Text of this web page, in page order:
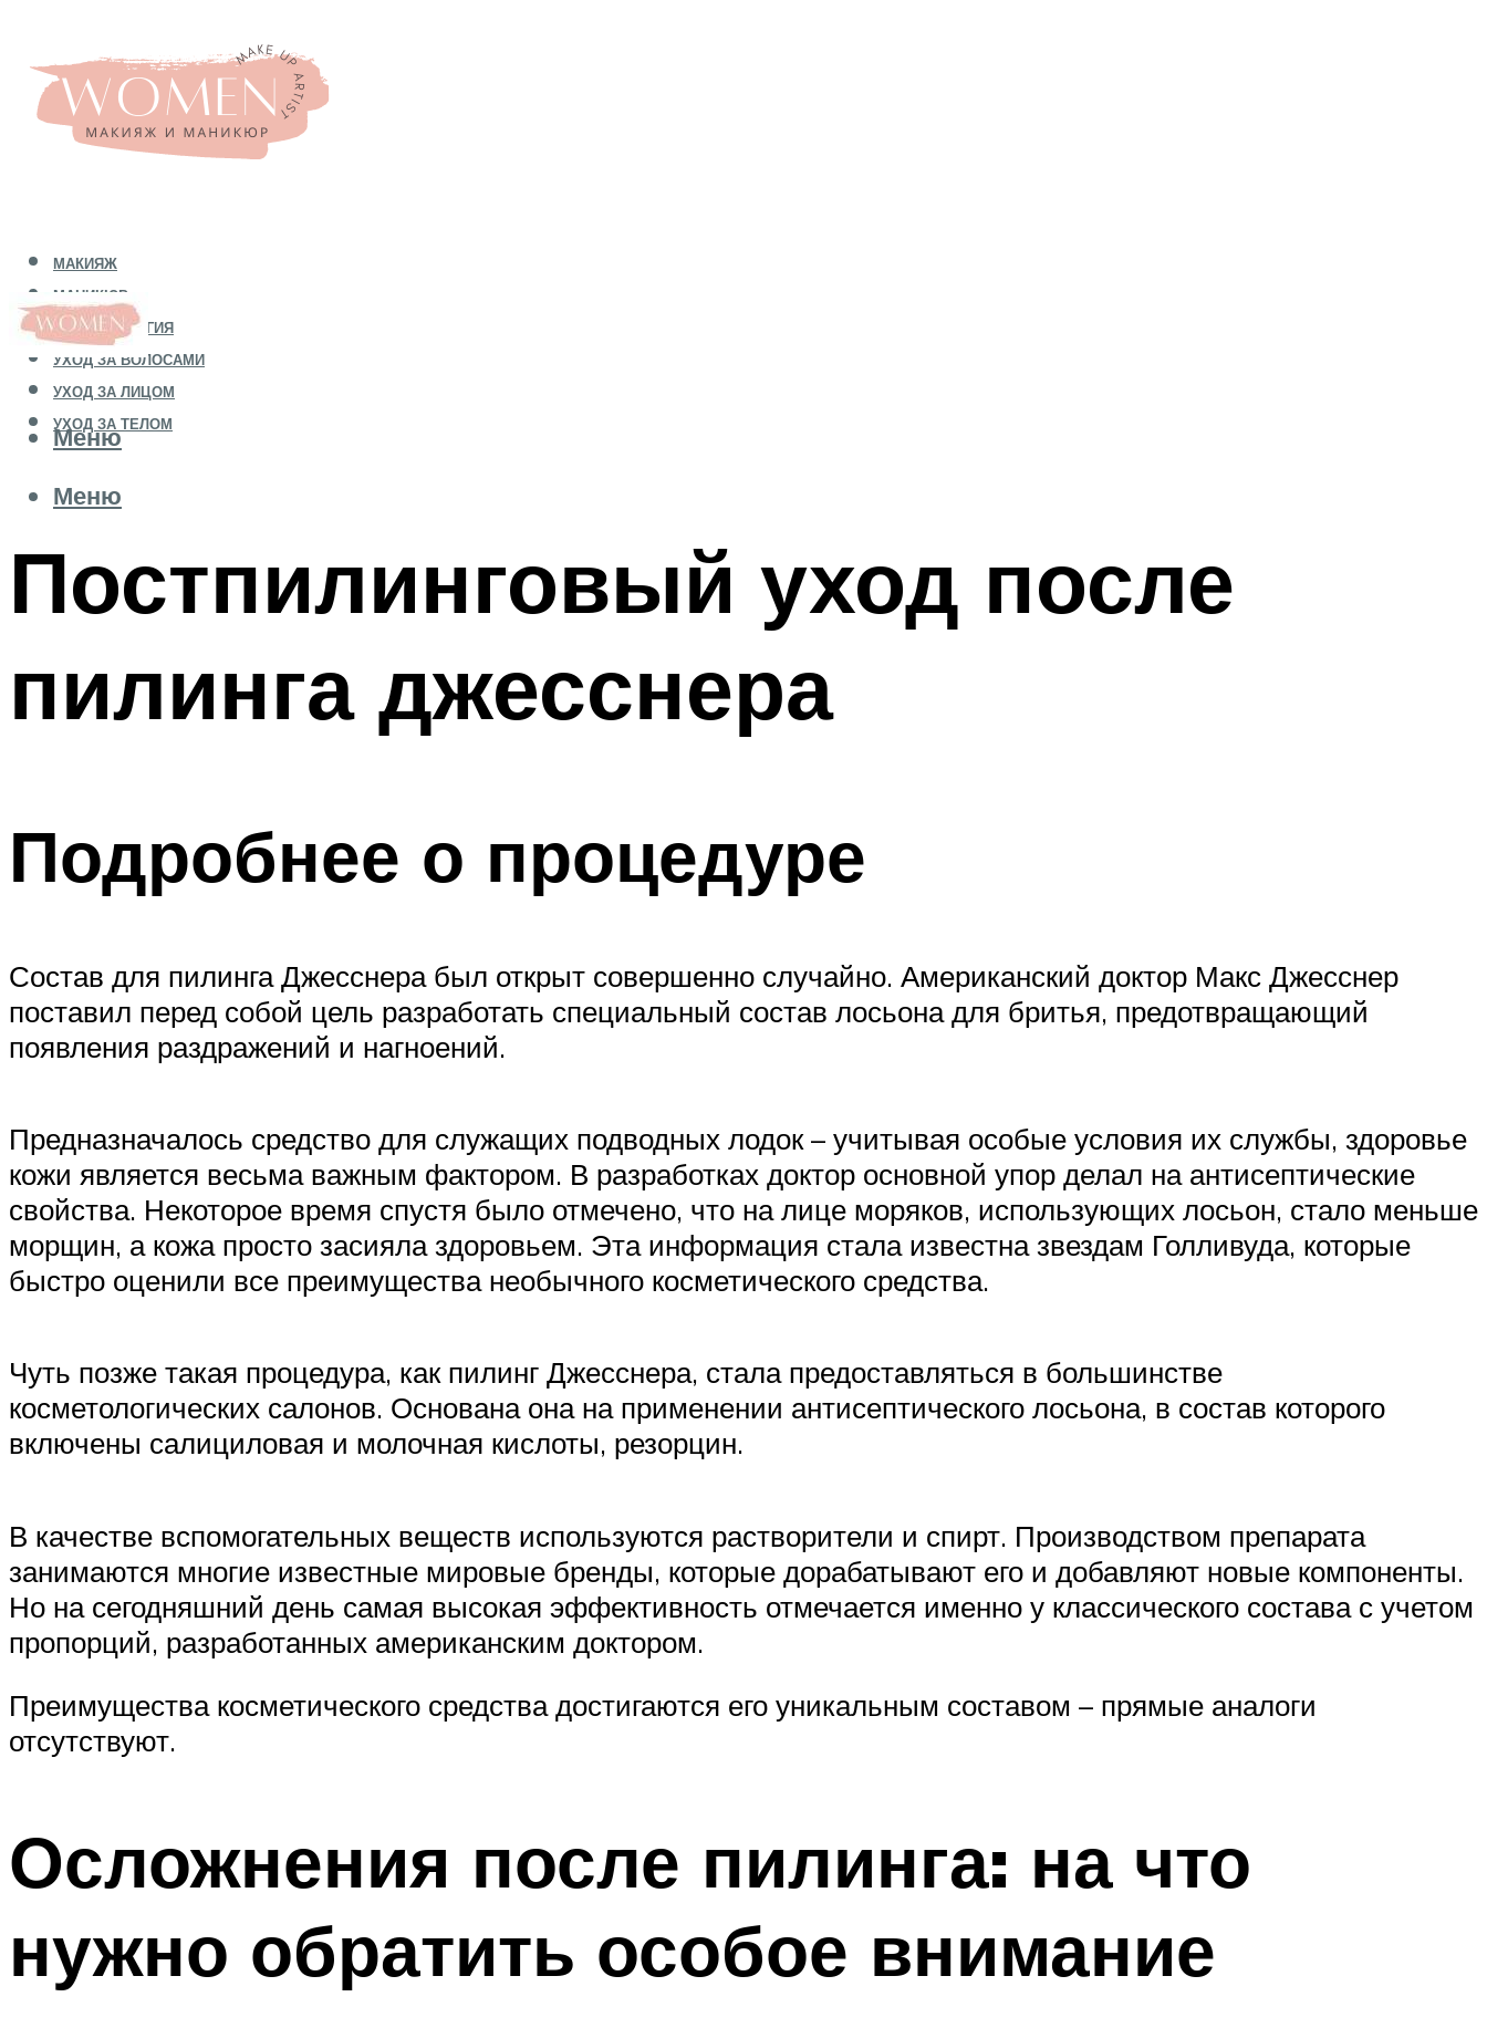
МАКИЯЖ
МАНИКЮР
КОСМЕТОЛОГИЯ
УХОД ЗА ВОЛОСАМИ
УХОД ЗА ЛИЦОМ
УХОД ЗА ТЕЛОМ
Меню
Меню
Постпилинговый уход после
пилинга джесснера
Подробнее о процедуре
Состав для пилинга Джесснера был открыт совершенно случайно. Американский доктор Макс Джесснер
поставил перед собой цель разработать специальный состав лосьона для бритья, предотвращающий
появления раздражений и нагноений.
Предназначалось средство для служащих подводных лодок – учитывая особые условия их службы, здоровье
кожи является весьма важным фактором. В разработках доктор основной упор делал на антисептические
свойства. Некоторое время спустя было отмечено, что на лице моряков, использующих лосьон, стало меньше
морщин, а кожа просто засияла здоровьем. Эта информация стала известна звездам Голливуда, которые
быстро оценили все преимущества необычного косметического средства.
Чуть позже такая процедура, как пилинг Джесснера, стала предоставляться в большинстве
косметологических салонов. Основана она на применении антисептического лосьона, в состав которого
включены салициловая и молочная кислоты, резорцин.
В качестве вспомогательных веществ используются растворители и спирт. Производством препарата
занимаются многие известные мировые бренды, которые дорабатывают его и добавляют новые компоненты.
Но на сегодняшний день самая высокая эффективность отмечается именно у классического состава с учетом
пропорций, разработанных американским доктором.
Преимущества косметического средства достигаются его уникальным составом – прямые аналоги
отсутствуют.
Осложнения после пилинга: на что
нужно обратить особое внимание